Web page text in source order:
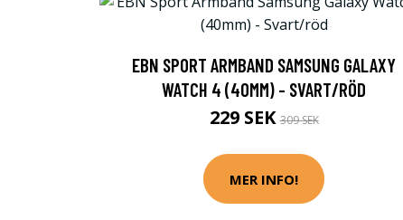
EBN SPORT ARMBAND SAMSUNG GALAXY
WATCH 4 (40MM) - SVART/RÖD
229 SEK309 SEK
MER INFO!